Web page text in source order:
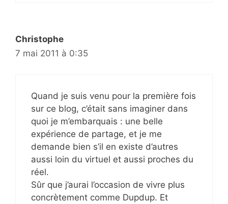
Christophe
7 mai 2011 à 0:35
Quand je suis venu pour la première fois
sur ce blog, c’était sans imaginer dans
quoi je m’embarquais : une belle
expérience de partage, et je me
demande bien s’il en existe d’autres
aussi loin du virtuel et aussi proches du
réel.
Sûr que j’aurai l’occasion de vivre plus
concrètement comme Dupdup. Et